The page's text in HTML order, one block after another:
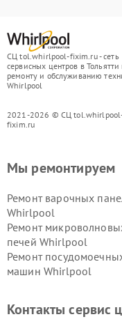
СЦ tol.whirlpool-fixim.ru - сеть
сервисных центров в Тольятти
ремонту и обслуживанию
Whirlpool
2021-2026 © СЦ
fixim.ru
Мы ремонтируем
Ремонт варочных
Whirlpool
Ремонт
печей Whirlpool
Ремонт
машин Whirlpool
Контакты сервис